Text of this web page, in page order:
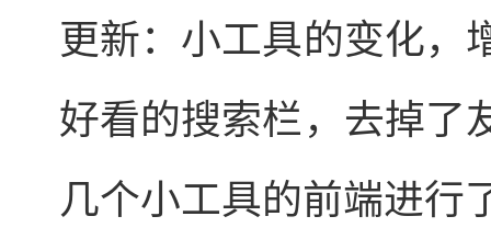
更新：小工具的变化，
好看的搜索栏，去掉了
几个小工具的前端进行